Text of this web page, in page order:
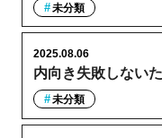
未分類
内向き失敗しない
2025.08.06
未分類